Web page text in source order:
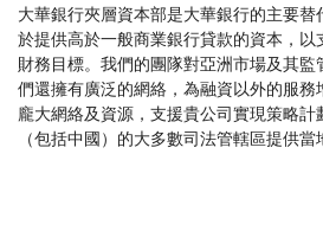
大華銀行夾層資本部是大華銀行的主要
於提供高於一般商業銀行貸款的資本，
財務目標。我們的團隊對亞洲市場及其
們還擁有廣泛的網絡，為融資以外的服
龐大網絡及資源，支援貴公司實現策略
（包括中國）的大多數司法管轄區提供當